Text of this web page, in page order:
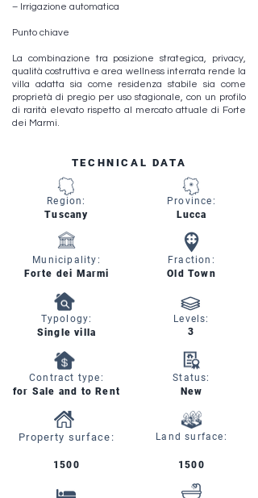
– Irrigazione automatica
Punto chiave
La combinazione tra posizione strategica, privacy,
qualità costruttiva e area wellness interrata rende la
villa adatta sia come residenza stabile sia come
proprietà di pregio per uso stagionale, con un profilo
di rarità elevato rispetto al mercato attuale di Forte
dei Marmi.
TECHNICAL DATA
Region:
Tuscany
Lucca
Province:
Municipality:
Forte dei Marmi
Fraction:
Old Town
Typology:
Single villa
Contract type:
for Sale and to Rent
Levels:
3
Status:
New
Property surface: Land surface:
1500 1500